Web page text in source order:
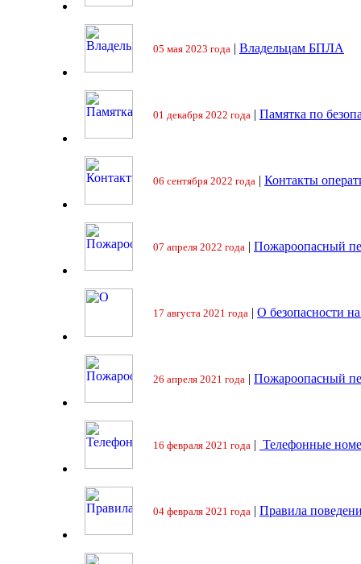
05 мая 2023 года | Владельцам БПЛА
01 декабря 2022 года | Памятка по
06 сентября 2022 года | Контакты
07 апреля 2022 года | Пожароопасный
17 августа 2021 года | О безопасности
26 апреля 2021 года | Пожароопасный
16 февраля 2021 года | Телефонные
04 февраля 2021 года | Правила